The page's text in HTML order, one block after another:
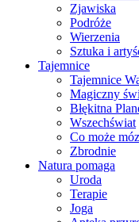
Zjawiska
Podróże
Wierzenia
Sztuka i
Tajemnice
Tajemnice
Magiczny
Błękitna
Wszechświat
Co może
Zbrodnie
Natura pomaga
Uroda
Terapie
Joga